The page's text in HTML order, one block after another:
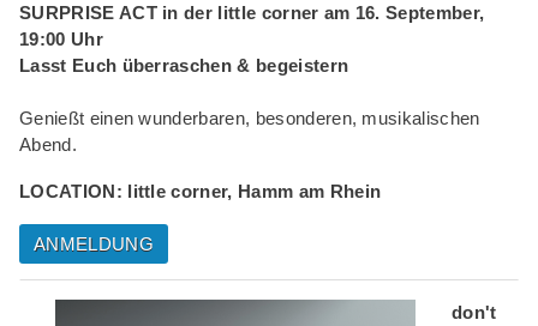
SURPRISE ACT in der little corner am 16. September,
19:00 Uhr
Lasst Euch überraschen & begeistern
Genießt einen wunderbaren, besonderen, musikalischen
Abend.
LOCATION: little corner, Hamm am Rhein
ANMELDUNG
don't